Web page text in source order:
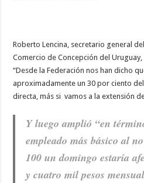
Roberto Lencina, secretario general
Comercio de Concepción del
“Desde la Federación nos han dicho
aproximadamente un 30 por ciento
directa, más si vamos a la extensión
Y luego amplió “en
empleado más básico al
100 un domingo estaría
y cuatro mil pesos